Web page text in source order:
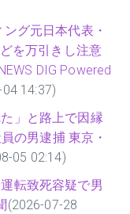
グ元日本代表・
を万引きし注意
DIG Powered
14:37)
」と路上で因縁
の男逮捕 東京・
05 02:14)
転致死容疑で男
(2026-07-28